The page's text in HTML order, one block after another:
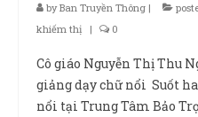
byBan Truyền Thông |
khiếm thị
| 0
Cô giáo Nguyễn Thị Thu
giảng dạy chữ nổi Suốt
nổi tại Trung Tâm Bảo